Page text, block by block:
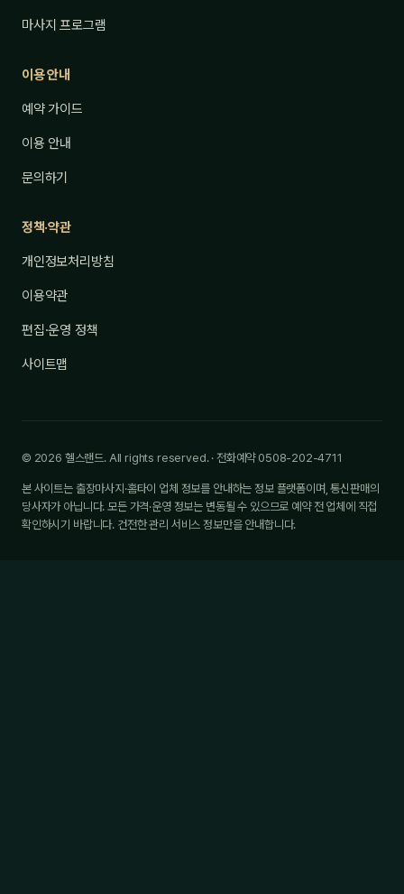
마사지 프로그램
이용 안내
예약 가이드
이용 안내
문의하기
정책·약관
개인정보처리방침
이용약관
편집·운영 정책
사이트맵
© 2026 헬스랜드. All rights reserved. · 전화예약 0508-202-4711
본 사이트는 출장마사지·홈타이 업체 정보를 안내하는 정보 플랫폼이며, 통신판매의
당사자가 아닙니다. 모든 가격·운영 정보는 변동될 수 있으므로 예약 전 업체에 직접
확인하시기 바랍니다. 건전한 관리 서비스 정보만을 안내합니다.